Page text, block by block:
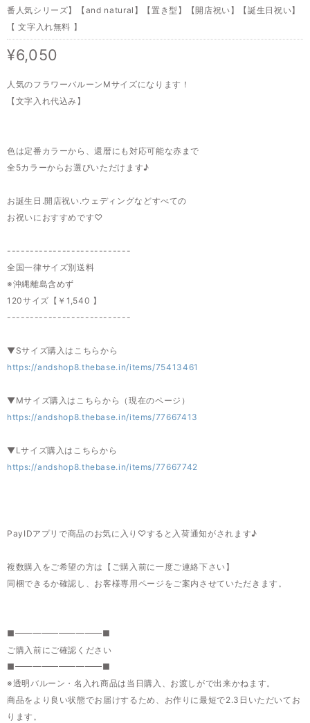
番人気シリーズ】【and natural】【置き型】【開店祝い】【誕生日祝い】
【 文字入れ無料 】
¥6,050
人気のフラワーバルーンMサイズになります！
【文字入れ代込み】
色は定番カラーから、還暦にも対応可能な赤まで
全5カラーからお選びいただけます♪
お誕生日.開店祝い.ウェディングなどすべての
お祝いにおすすめです♡
---------------------------
全国一律サイズ別送料
※沖縄離島含めず
120サイズ【￥1,540 】
---------------------------
▼Sサイズ購入はこちらから
https://andshop8.thebase.in/items/75413461
▼Mサイズ購入はこちらから（現在のページ）
https://andshop8.thebase.in/items/77667413
▼Lサイズ購入はこちらから
https://andshop8.thebase.in/items/77667742
PayIDアプリで商品のお気に入り♡すると入荷通知がされます♪
複数購入をご希望の方は【ご購入前に一度ご連絡下さい】
同梱できるか確認し、お客様専用ページをご案内させていただきます。
■━━━━━━━━━━■
ご購入前にご確認ください
■━━━━━━━━━━■
※透明バルーン・名入れ商品は当日購入、お渡しがで出来かねます。
商品をより良い状態でお届けするため、お作りに最短で2.3日いただいてお
ります。